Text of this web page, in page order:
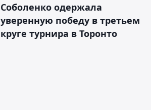
Соболенко одержала
уверенную победу в третьем
круге турнира в Торонто